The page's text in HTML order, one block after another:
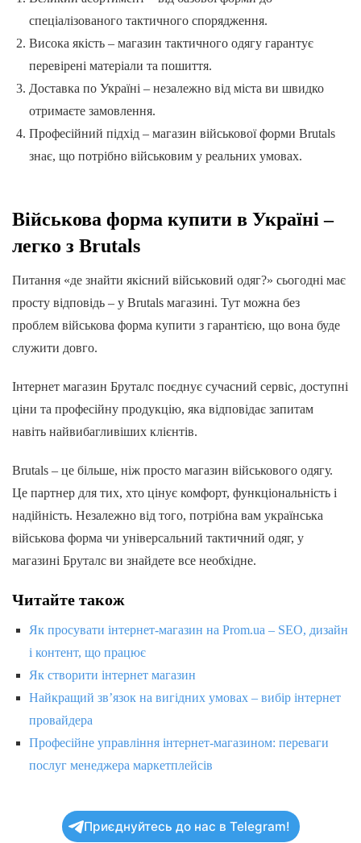
спеціалізованого тактичного спорядження.
Висока якість – магазин тактичного одягу гарантує
перевірені матеріали та пошиття.
Доставка по Україні – незалежно від міста ви швидко
отримаєте замовлення.
Професійний підхід – магазин військової форми Brutals
знає, що потрібно військовим у реальних умовах.
Військова форма купити в Україні –
легко з Brutals
Питання «де знайти якісний військовий одяг?» сьогодні має
просту відповідь – у Brutals магазині. Тут можна без
проблем військова форма купити з гарантією, що вона буде
служити довго.
Інтернет магазин Бруталс поєднує сучасний сервіс, доступні
ціни та професійну продукцію, яка відповідає запитам
навіть найвибагливіших клієнтів.
Brutals – це більше, ніж просто магазин військового одягу.
Це партнер для тих, хто цінує комфорт, функціональність і
надійність. Незалежно від того, потрібна вам українська
військова форма чи універсальний тактичний одяг, у
магазині Бруталс ви знайдете все необхідне.
Читайте також
Як просувати інтернет-магазин на Prom.ua – SEO, дизайн
і контент, що працює
Як створити інтернет магазин
Найкращий зв’язок на вигідних умовах – вибір інтернет
провайдера
Професійне управління інтернет-магазином: переваги
послуг менеджера маркетплейсів
Приєднуйтесь до нас в Telegram!